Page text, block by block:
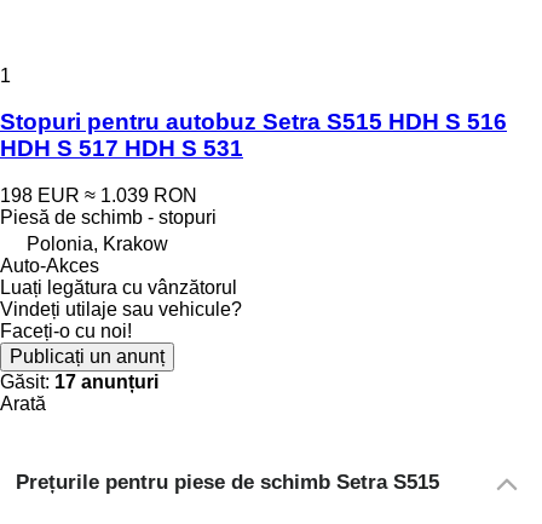
1
Stopuri pentru autobuz Setra S515 HDH S 516
HDH S 517 HDH S 531
198 EUR ≈ 1.039 RON
Piesă de schimb - stopuri
Polonia, Krakow
Auto-Akces
Luați legătura cu vânzătorul
Vindeți utilaje sau vehicule?
Faceți-o cu noi!
Publicați un anunț
Găsit: 17 anunțuri
Arată
Prețurile pentru piese de schimb Setra S515